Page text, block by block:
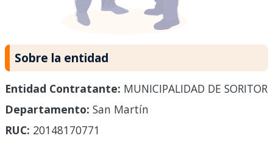
Sobre la entidad
Entidad Contratante: MUNICIPALIDAD DE SORITOR
Departamento: San Martín
RUC: 20148170771